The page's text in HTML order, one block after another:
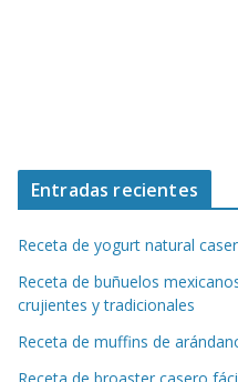
Entradas recientes
Receta de yogurt natural
Receta de buñuelos
crujientes y tradicionales
Receta de muffins de